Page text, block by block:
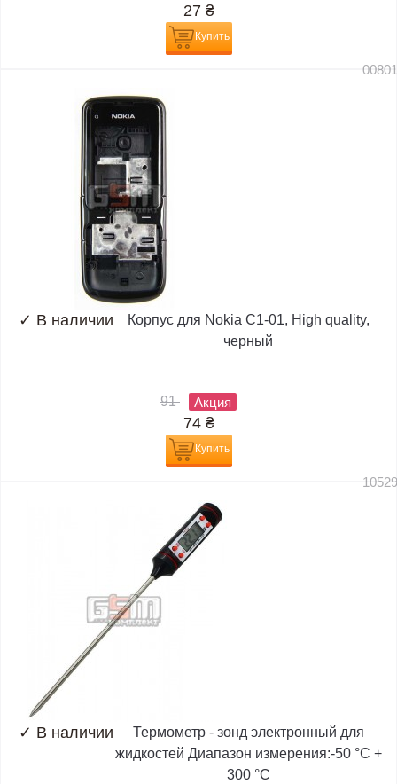
27 ₴
Купить
✓ В наличии
Корпус для Nokia C1-01, High quality,
черный
91 Акция
74 ₴
Купить
✓ В наличии
Термометр - зонд электронный для
жидкостей Диапазон измерения:-50 °C +
300 °C